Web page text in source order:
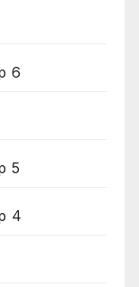
6
5
4